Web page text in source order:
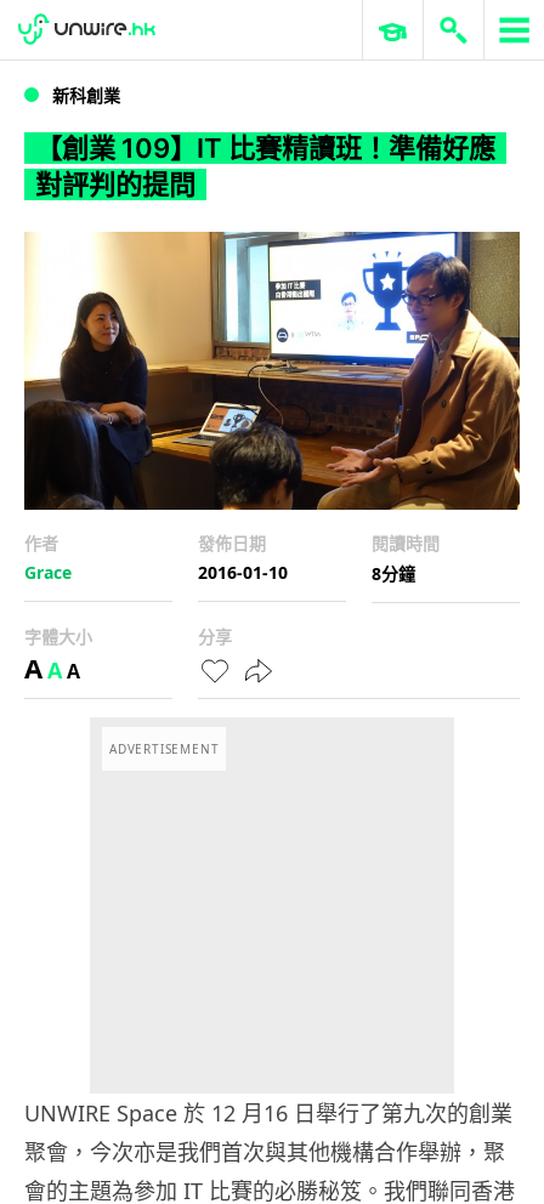
WWDC 2026 ERP 與商業 AI
新科創業
【創業 109】IT 比賽精讀班！準備好應
對評判的提問
作者
Grace
發佈日期
2016-01-10
閱讀時間
8分鐘
字體大小
AAA
分享
ADVERTISEMENT
UNWIRE Space 於 12 月16 日舉行了第九次的創業
聚會，今次亦是我們首次與其他機構合作舉辦，聚
會的主題為參加 IT 比賽的必勝秘笈。我們聯同香港